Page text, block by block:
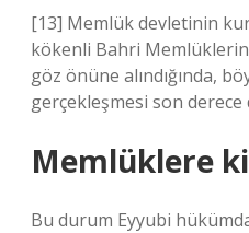
[13] Memlük devletinin
kökenli Bahri
göz önüne alındığında,
gerçekleşmesi son derece
Memlüklere
Bu durum Eyyubi